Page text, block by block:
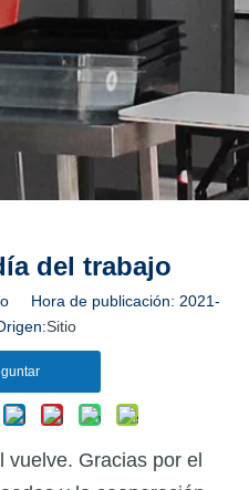
del trabajo
Hora de publicación: 2021-
Sitio
Gracias por el